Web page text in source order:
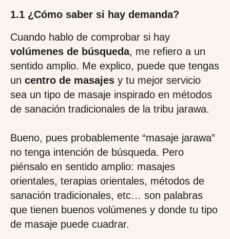
1.1 ¿Cómo saber si hay demanda?
Cuando hablo de comprobar si hay
volúmenes de búsqueda, me refiero a un
sentido amplio. Me explico, puede que tengas
un centro de masajes y tu mejor servicio
sea un tipo de masaje inspirado en métodos
de sanación tradicionales de la tribu jarawa.
Bueno, pues probablemente “masaje jarawa”
no tenga intención de búsqueda. Pero
piénsalo en sentido amplio: masajes
orientales, terapias orientales, métodos de
sanación tradicionales, etc… son palabras
que tienen buenos volúmenes y donde tu tipo
de masaje puede cuadrar.